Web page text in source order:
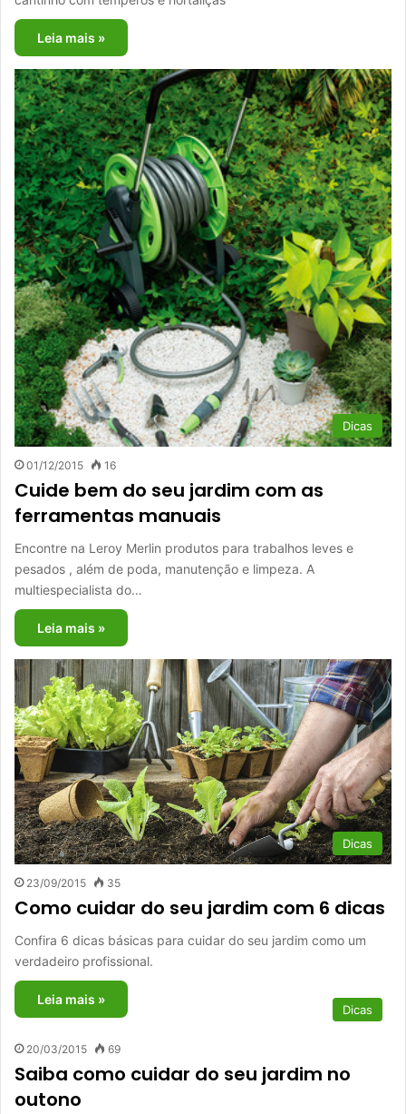
Leia mais »
Dicas
01/12/2015 16
Cuide bem do seu jardim com as
ferramentas manuais
Encontre na Leroy Merlin produtos para trabalhos leves e
pesados , além de poda, manutenção e limpeza. A
multiespecialista do…
Leia mais »
Dicas
23/09/2015 35
Como cuidar do seu jardim com 6 dicas
Confira 6 dicas básicas para cuidar do seu jardim como um
verdadeiro profissional.
Leia mais »
Dicas
20/03/2015 69
Saiba como cuidar do seu jardim no
outono